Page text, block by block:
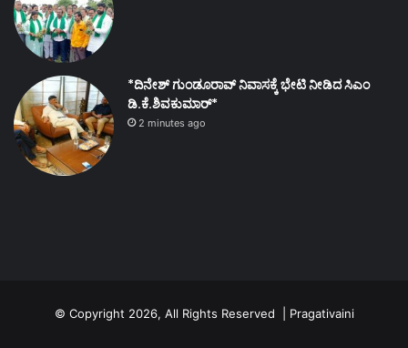
*ದಿನೇಶ್ ಗುಂಡೂರಾವ್ ನಿವಾಸಕ್ಕೆ ಭೇಟಿ ನೀಡಿದ ಸಿಎಂ
ಡಿ.ಕೆ.ಶಿವಕುಮಾರ್*
2 minutes ago
© Copyright 2026, All Rights Reserved | Pragativaini